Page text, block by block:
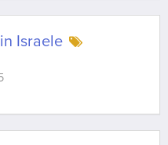
in Israele